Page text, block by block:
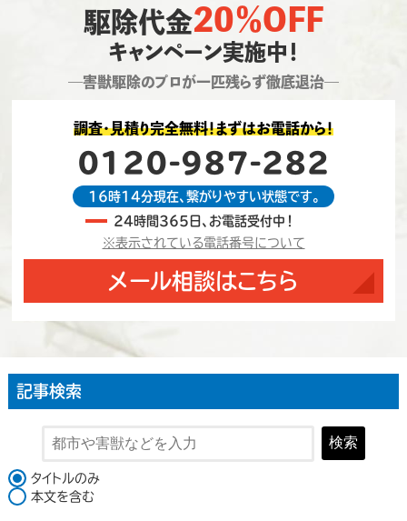
駆除代金20％OFF
キャンペーン実施中！
―害獣駆除のプロが一匹残らず徹底退治―
調査・見積り完全無料！まずはお電話から！
0120-987-282
16時14分現在、繋がりやすい状態です。
24時間365日、お電話受付中！
※表示されている電話番号について
メール相談はこちら
記事検索
検索
検索対象
タイトルのみ
本文を含む